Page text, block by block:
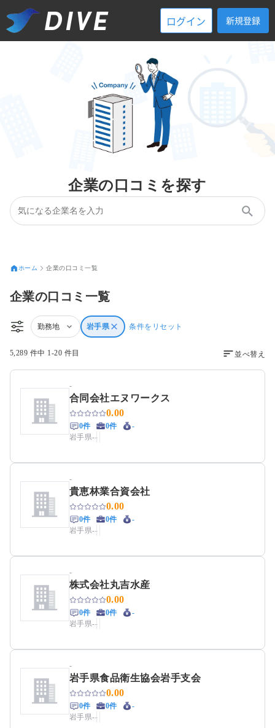
ログイン 新規登録
企業の口コミを探す
ホーム 企業の口コミ一覧
企業の口コミ一覧
勤務地 岩手県 条件をリセット
5,289 件中 1-20 件目 並べ替え
-
合同会社エヌワークス
0.00
0件 0件
-
岩手県--
-
貴恵林業合資会社
0.00
0件 0件
-
岩手県--
-
株式会社丸吉水産
0.00
0件 0件
-
岩手県--
-
岩手県食品衛生協会岩手支会
0.00
0件 0件
-
岩手県--